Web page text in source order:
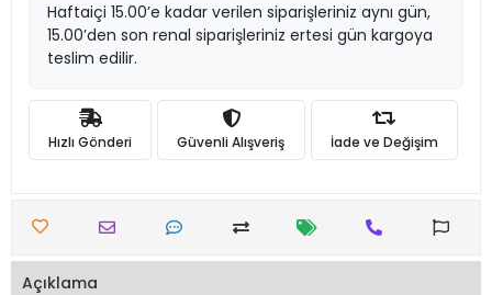
Haftaiçi 15.00’e kadar verilen siparişleriniz aynı gün,
15.00’den son renal siparişleriniz ertesi gün kargoya
teslim edilir.
Hızlı Gönderi Güvenli Alışveriş İade ve Değişim
Açıklama